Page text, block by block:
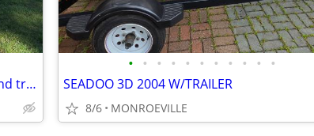
For Sale 2017 Clipper MacSport canoe and trailer
• • • • • • • • • • •
SEADOO 3D 2004 W/TRAILER
8/6 MONROEVILLE